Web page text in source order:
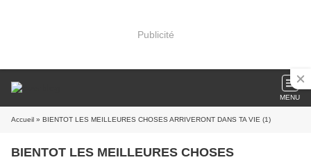
Publicité
MENU
Accueil » BIENTOT LES MEILLEURES CHOSES ARRIVERONT DANS TA VIE (1)
BIENTOT LES MEILLEURES CHOSES